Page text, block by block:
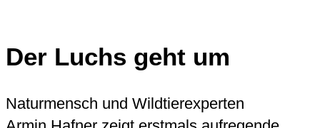
Der Luchs geht um
Naturmensch und Wildtierexperten